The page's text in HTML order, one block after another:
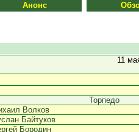
Анонс
11
Торпедо
Волков
Байтуков
Бородин